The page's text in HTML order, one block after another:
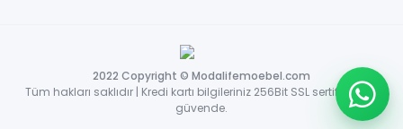
2022 Copyright © Modalifemoebel.com
Tüm hakları saklıdır | Kredi kartı bilgileriniz 256Bit SSL sertifikası ile
güvende.